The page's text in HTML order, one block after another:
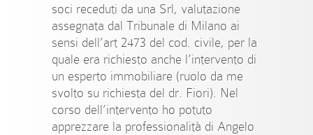
soci receduti da una Srl, valutazione
assegnata dal Tribunale di Milano ai
sensi dell’art 2473 del cod. civile, per la
quale era richiesto anche l’intervento di
un esperto immobiliare (ruolo da me
svolto su richiesta del dr. Fiori). Nel
corso dell’intervento ho potuto
apprezzare la professionalità di Angelo